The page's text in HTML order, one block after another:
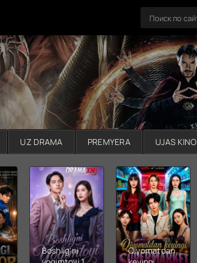
UZ DRAMA PREMYERA UJAS KINO
Boshlig'ni
Qiyomatdan